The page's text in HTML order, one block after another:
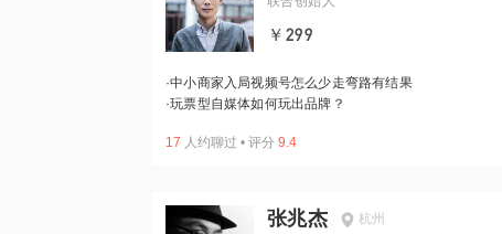
￥299
·中小商家入局视频号怎么少走弯路有结果
·玩票型自媒体如何玩出品牌？
17 人约聊过 • 评分 9.4
张兆杰
杭州